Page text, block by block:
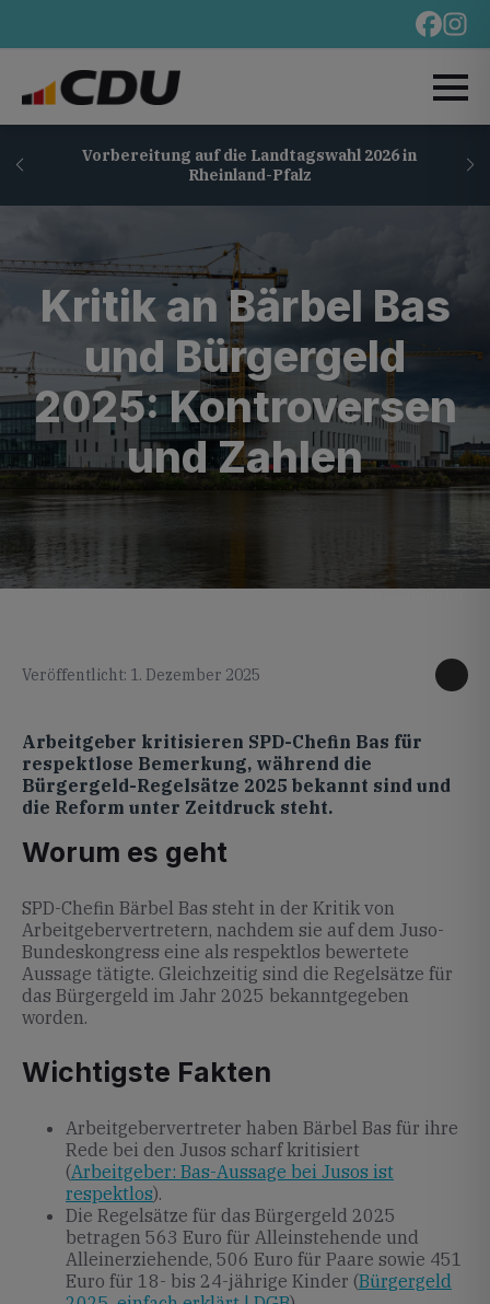
Vorbereitung auf die Landtagswahl 2026 in
Rheinland-Pfalz
Kritik an Bärbel Bas
und Bürgergeld
2025: Kontroversen
und Zahlen
Veröffentlicht: 1. Dezember 2025
Arbeitgeber kritisieren SPD-Chefin Bas für
respektlose Bemerkung, während die
Bürgergeld-Regelsätze 2025 bekannt sind und
die Reform unter Zeitdruck steht.
Worum es geht
SPD-Chefin Bärbel Bas steht in der Kritik von
Arbeitgebervertretern, nachdem sie auf dem Juso-
Bundeskongress eine als respektlos bewertete
Aussage tätigte. Gleichzeitig sind die Regelsätze für
das Bürgergeld im Jahr 2025 bekanntgegeben
worden.
Wichtigste Fakten
Arbeitgebervertreter haben Bärbel Bas für ihre
Rede bei den Jusos scharf kritisiert
(Arbeitgeber: Bas-Aussage bei Jusos ist
respektlos).
Die Regelsätze für das Bürgergeld 2025
betragen 563 Euro für Alleinstehende und
Alleinerziehende, 506 Euro für Paare sowie 451
Euro für 18- bis 24-jährige Kinder (Bürgergeld